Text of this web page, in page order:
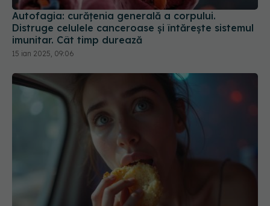
15 ian 2025, 09:06
De ce mâncăm junk food după o noapte
nedormită? Legătura directă dintre somn, foame
și metabolism